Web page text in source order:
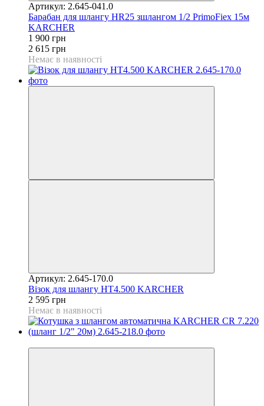
Артикул: 2.645-041.0
Барабан для шлангу HR25 зшлангом 1/2 PrimoFiex 15м
KARCHER
1 900 грн
2 615 грн
Немає в наявності
Артикул: 2.645-170.0
Візок для шлангу HT4.500 KARCHER
2 595 грн
Немає в наявності